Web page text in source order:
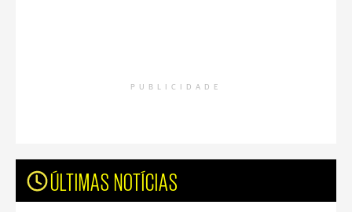
PUBLICIDADE
ÚLTIMAS NOTÍCIAS